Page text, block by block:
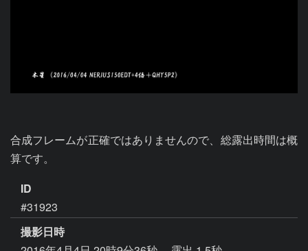
合成フレームが正確ではありませんので、総露出時間は概
算です。
ID
#31923
撮影日時